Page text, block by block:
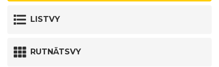
LISTVY
RUTNÄTSVY